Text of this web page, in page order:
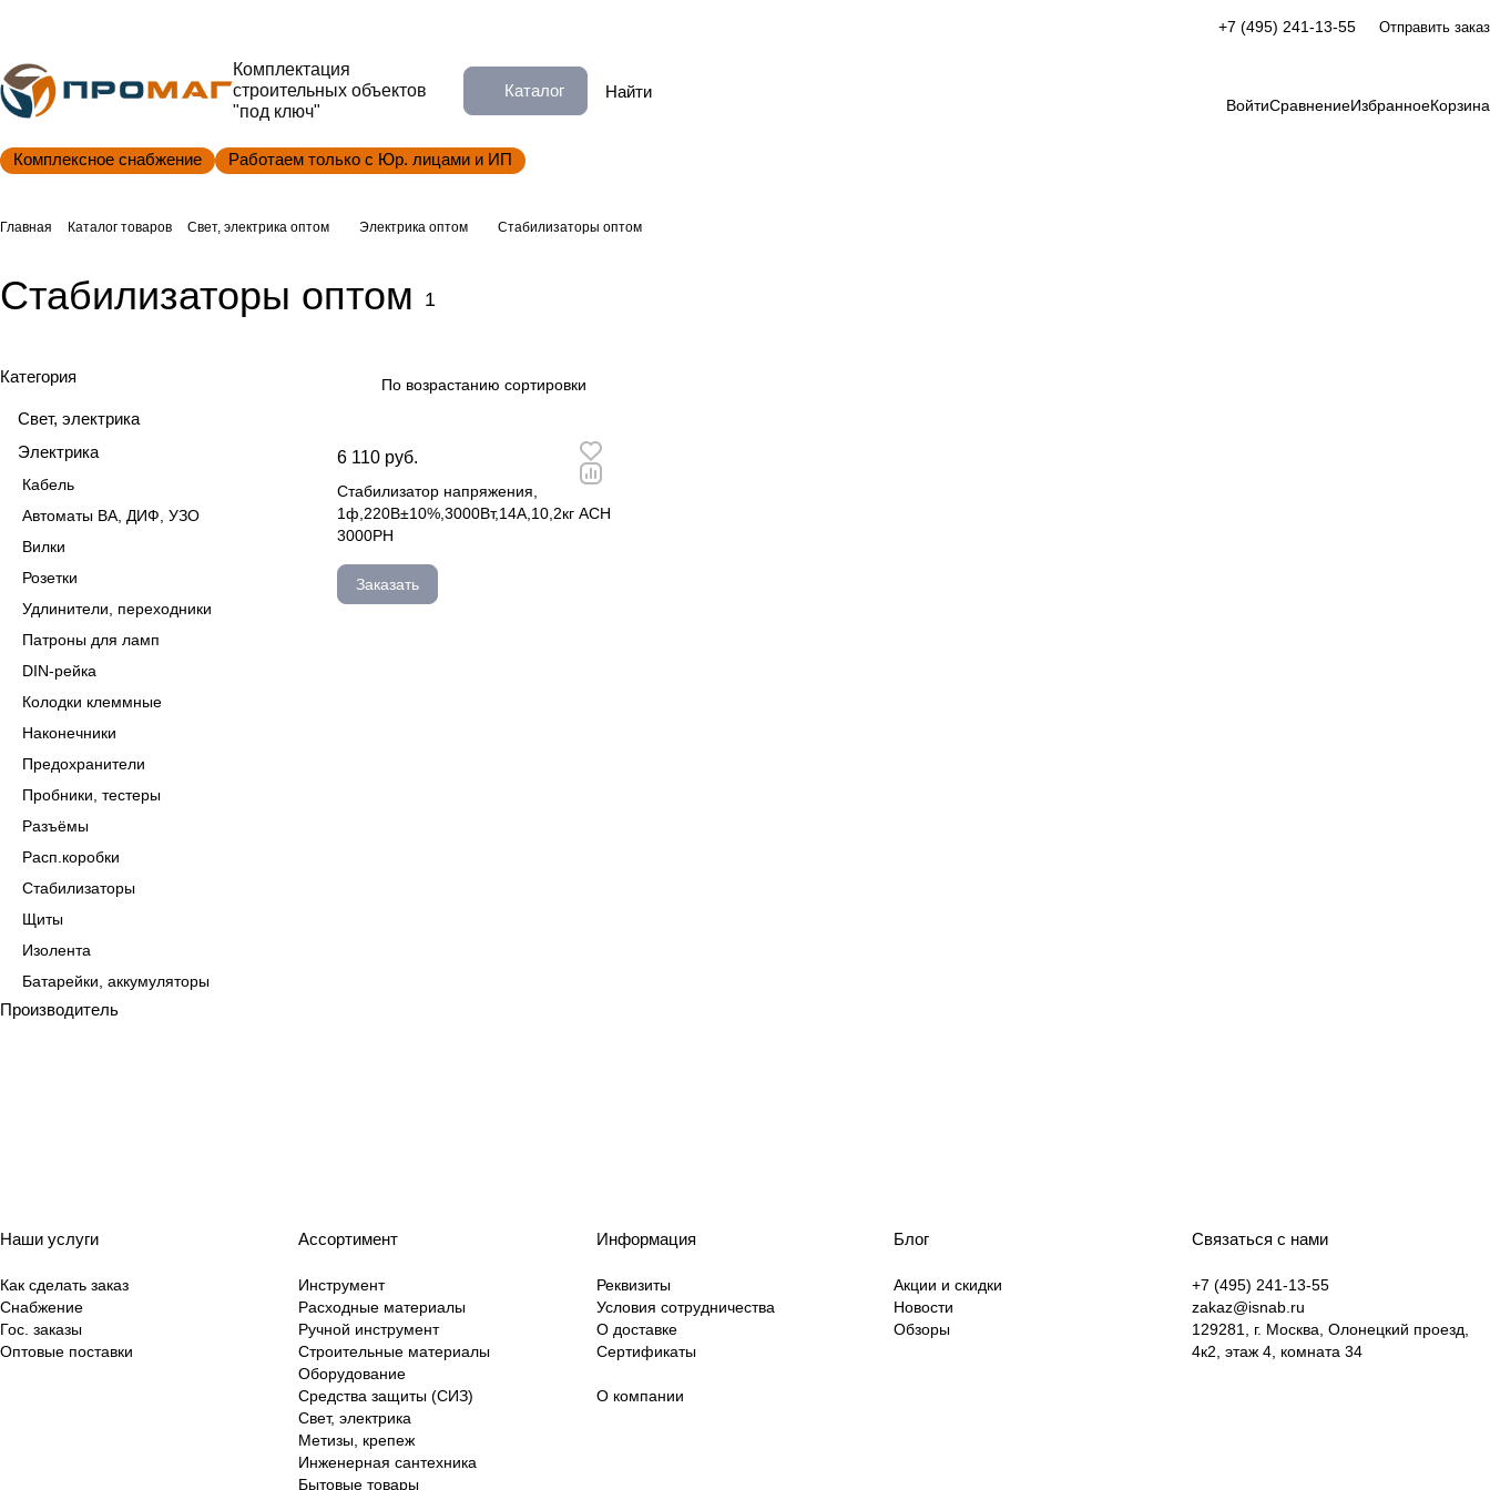
+7 (495) 241-13-55 Отправить заказ
Комплектация
строительных объектов
"под ключ"
Каталог
ВойтиСравнениеИзбранноеКорзина
Комплексное снабжение Работаем только с Юр. лицами и ИП
Главная Каталог товаров Свет, электрика оптом Электрика оптом Стабилизаторы оптом
Стабилизаторы оптом 1
По возрастанию сортировки
6 110 руб.
Стабилизатор напряжения,
1ф,220В±10%,3000Вт,14А,10,2кг АСН
3000РН
Заказать
Категория
Свет, электрика
Электрика
Кабель
Автоматы ВА, ДИФ, УЗО
Вилки
Розетки
Удлинители, переходники
Патроны для ламп
DIN-рейка
Колодки клеммные
Наконечники
Предохранители
Пробники, тестеры
Разъёмы
Расп.коробки
Стабилизаторы
Щиты
Изолента
Батарейки, аккумуляторы
Производитель
Наши услуги
Как сделать заказ
Снабжение
Гос. заказы
Оптовые поставки
Ассортимент
Инструмент
Расходные материалы
Ручной инструмент
Строительные материалы
Оборудование
Средства защиты (СИЗ)
Свет, электрика
Метизы, крепеж
Инженерная сантехника
Бытовые товары
Информация
Реквизиты
Условия сотрудничества
О доставке
Сертификаты
О компании
Блог
Акции и скидки
Новости
Обзоры
Связаться с нами
+7 (495) 241-13-55
zakaz@isnab.ru
129281, г. Москва, Олонецкий проезд,
4к2, этаж 4, комната 34